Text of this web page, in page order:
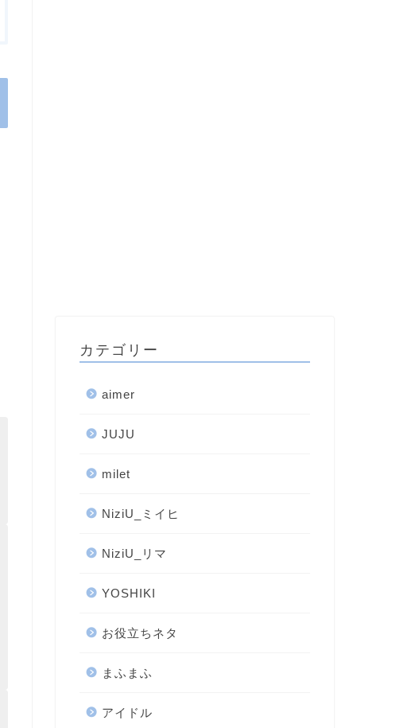
カテゴリー
aimer
JUJU
milet
NiziU_ミイヒ
NiziU_リマ
YOSHIKI
お役立ちネタ
まふまふ
アイドル